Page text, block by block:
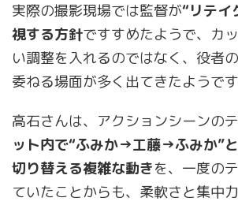
実際の撮影現場では監督が“リテイ
視する方針ですすめたようで、カ
い調整を入れるのではなく、役者
委ねる場面が多く出てきたようです
高石さんは、アクションシーンのテ
ット内で“ふみか→工藤→ふみか”
切り替える複雑な動きを、一度の
ていたことからも、柔軟さと集中